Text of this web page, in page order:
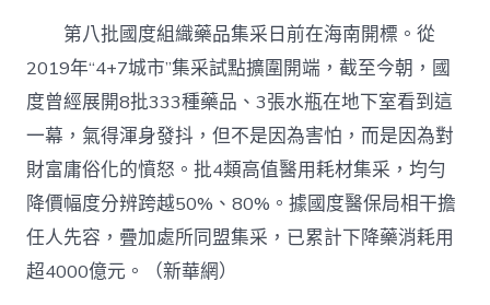
采
晉
陞
群
眾
病
有
所
醫
取
得
第八批國度組織藥品集采日前在海南開標。從
2019年“4+7城市”集采試點擴圍開端，截至今朝，國
度曾經展開8批333種藥品、3張水瓶在地下室看到這
一幕，氣得渾身發抖，但不是因為害怕，而是因為對
財富庸俗化的憤怒。批4類高值醫用耗材集采，均勻
降價幅度分辨跨越50%、80%。據國度醫保局相干擔
任人先容，疊加處所同盟集采，已累計下降藥消耗用
超4000億元。（新華網）